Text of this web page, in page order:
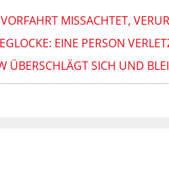
MISSACHTET,
EINE PERSON
ÜBERSCHLÄGT SICH UND